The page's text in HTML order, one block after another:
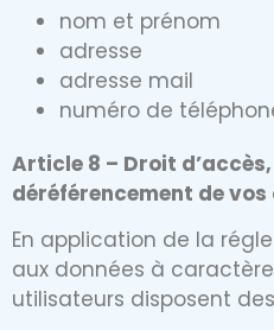
nom et prénom
adresse
adresse mail
numéro de
Article 8 – Droit
déréférencement de vos
En application de la
aux données à
utilisateurs disposent